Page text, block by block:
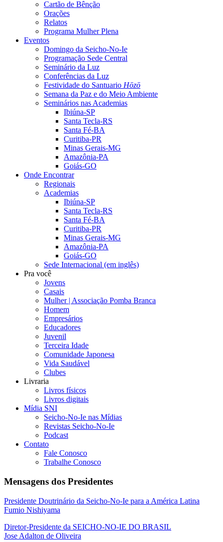
Cartão de Bênção
Orações
Relatos
Programa Mulher Plena
Eventos
Domingo da Seicho-No-Ie
Programação Sede Central
Seminário da Luz
Conferências da Luz
Festividade do Santuario Hōzō
Semana da Paz e do Meio Ambiente
Seminários nas Academias
Ibiúna-SP
Santa Tecla-RS
Santa Fé-BA
Curitiba-PR
Minas Gerais-MG
Amazônia-PA
Goiás-GO
Onde Encontrar
Regionais
Academias
Ibiúna-SP
Santa Tecla-RS
Santa Fé-BA
Curitiba-PR
Minas Gerais-MG
Amazônia-PA
Goiás-GO
Sede Internacional (em inglês)
Pra você
Jovens
Casais
Mulher | Associação Pomba Branca
Homem
Empresários
Educadores
Juvenil
Terceira Idade
Comunidade Japonesa
Vida Saudável
Clubes
Livraria
Livros físicos
Livros digitais
Mídia SNI
Seicho-No-Ie nas Mídias
Revistas Seicho-No-Ie
Podcast
Contato
Fale Conosco
Trabalhe Conosco
Mensagens dos Presidentes
Presidente Doutrinário da Seicho-No-Ie para a América Latina
Fumio Nishiyama
Diretor-Presidente da SEICHO-NO-IE DO BRASIL
Jose Adalton de Oliveira